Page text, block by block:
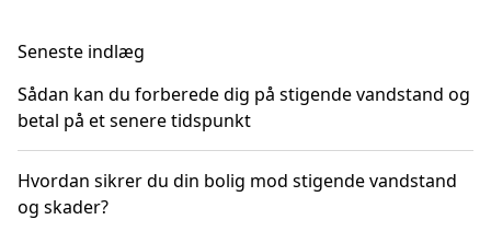
Seneste indlæg
Sådan kan du forberede dig på stigende vandstand og
betal på et senere tidspunkt
Hvordan sikrer du din bolig mod stigende vandstand
og skader?